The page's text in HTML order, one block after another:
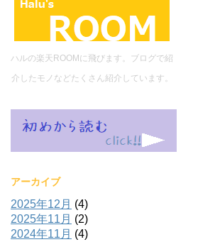
ハルの楽天ROOMに飛びます。ブログで紹
介したモノなどたくさん紹介しています。
アーカイブ
2025年12月 (4)
2025年11月 (2)
2024年11月 (4)